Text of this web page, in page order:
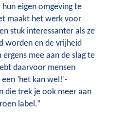
eigen omgeving te
maakt het werk voor
stuk interessanter als ze
worden en de vrijheid
ergens mee aan de slag te
daarvoor mensen
‘het kan wel!’-
die trek je ook meer aan
label.”